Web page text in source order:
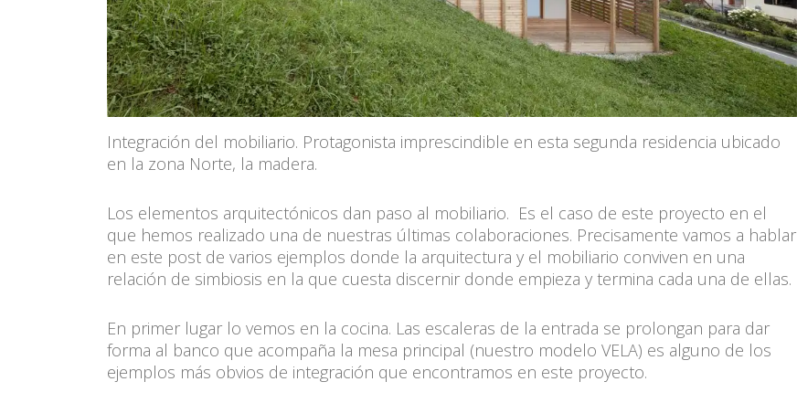
Integración del mobiliario. Protagonista imprescindible en esta segunda residencia ubicado
en la zona Norte, la madera.
Los elementos arquitectónicos dan paso al mobiliario. Es el caso de este proyecto en el
que hemos realizado una de nuestras últimas colaboraciones. Precisamente vamos a hablar
en este post de varios ejemplos donde la arquitectura y el mobiliario conviven en una
relación de simbiosis en la que cuesta discernir donde empieza y termina cada una de ellas.
En primer lugar lo vemos en la cocina. Las escaleras de la entrada se prolongan para dar
forma al banco que acompaña la mesa principal (nuestro modelo VELA) es alguno de los
ejemplos más obvios de integración que encontramos en este proyecto.